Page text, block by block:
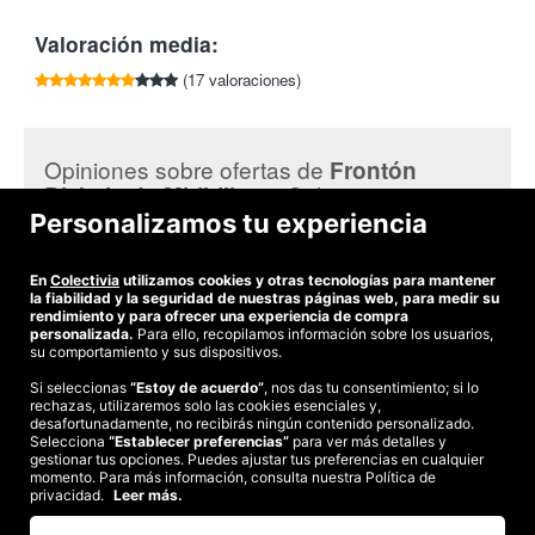
Participantes
Urrutikoetxea - Albisu vs Altuna III - Rezusta
Campeonato Manomanista LEP.M - Final: Irribarria vs
¡Colectivia con la Pelota!
Valoración media:
(17 valoraciones)
Opiniones sobre ofertas de Frontón
Bizkaia de Miribillaen Colectivia:
Han cerrado el restaurante y Colectivia no avisa
©2026 Colectivia
Términos y condiciones|Política de privacidad|Política de cookies
Estudio turismo de verano 2020
Personalizamos tu experiencia
En Colectivia utilizamos cookies y otras tecnologías para mantener
la fiabilidad y la seguridad de nuestras páginas web, para medir su
rendimiento y para ofrecer una experiencia de compra
personalizada. Para ello, recopilamos información sobre los usuarios,
su comportamiento y sus dispositivos.
Si seleccionas “Estoy de acuerdo”, nos das tu consentimiento; si lo
rechazas, utilizaremos solo las cookies esenciales y,
desafortunadamente, no recibirás ningún contenido personalizado.
Selecciona “Establecer preferencias” para ver más detalles y
gestionar tus opciones. Puedes ajustar tus preferencias en cualquier
momento. Para más información, consulta nuestra Política de
privacidad. Leer más.